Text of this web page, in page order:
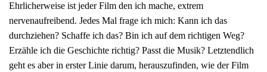
Ehrlicherweise ist jeder Film den ich mache, extrem
nervenaufreibend. Jedes Mal frage ich mich: Kann ich das
durchziehen? Schaffe ich das? Bin ich auf dem richtigen Weg?
Erzähle ich die Geschichte richtig? Passt die Musik? Letztendlich
geht es aber in erster Linie darum, herauszufinden, wie der Film